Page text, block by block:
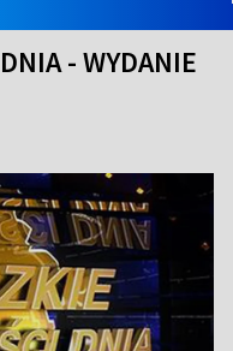
- WYDANIE